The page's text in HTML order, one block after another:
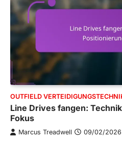
OUTFIELD
Line Drives fangen:
Fokus
Marcus Treadwell 09/02/2026